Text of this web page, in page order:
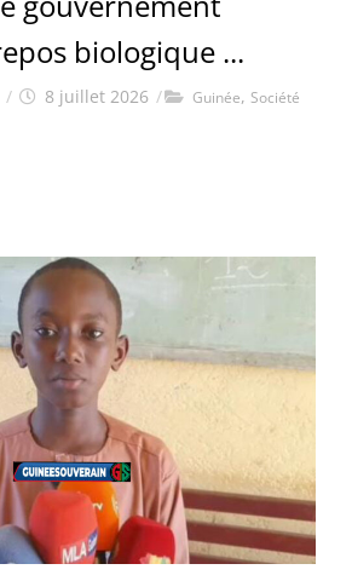
biologique ...
/ 8 juillet 2026 / Guinée, Société